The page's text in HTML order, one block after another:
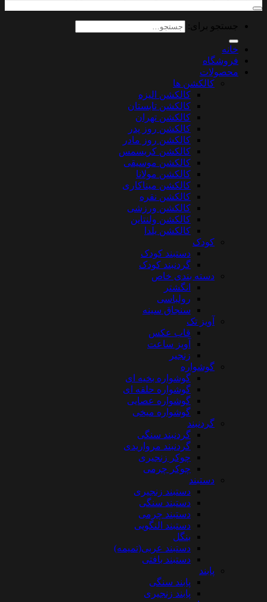
جستجو برای:
خانه
فروشگاه
محصولات
کالکشن ها
کالکشن الیزه
کالکشن تابستان
کالکشن تهران
کالکشن روز پدر
کالکشن روز مادر
کالکشن کریسمس
کالکشن موسیقی
کالکشن مولانا
کالکشن میناکاری
کالکشن نقره
کالکشن ورزشی
کالکشن ولنتاین
کالکشن یلدا
کودک
دستبند کودک
گردنبند کودک
دسته بندی خاص
انگشتر
رولباسی
سنجاق سینه
آویز تک
قاب عکس
آویز ساعت
زنجیر
گوشواره
گوشواره بخیه ای
گوشواره حلقه ای
گوشواره عصایی
گوشواره میخی
گردنبند
گردنبند سنگی
گردنبند مرواریدی
چوکر زنجیری
چوکر چرمی
دستبند
دستبند زنجیری
دستبند سنگی
دستبند چرمی
دستبند النگویی
بنگل
دستبند عربی(تمیمه)
دستبند بافتی
پابند
پابند سنگی
پابند زنجیری